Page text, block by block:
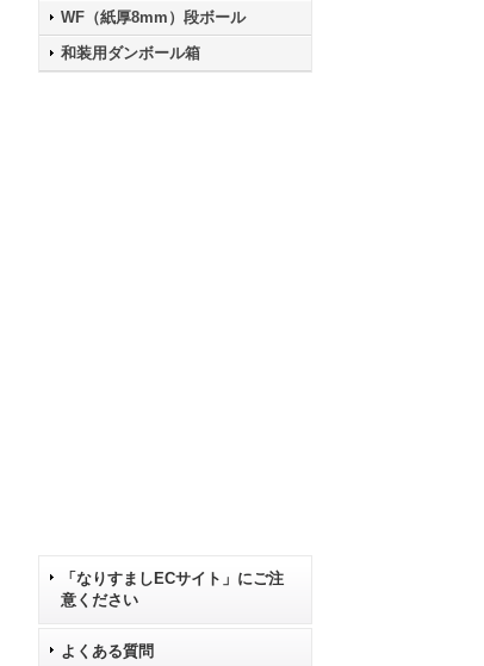
WF（紙厚8mm）段ボール
和装用ダンボール箱
「なりすましECサイト」にご注
意ください
よくある質問